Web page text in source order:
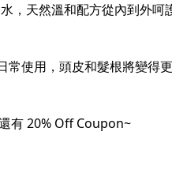
，天然溫和配方從內到外呵
使用，頭皮和髮根將變得
有 20% Off Coupon~